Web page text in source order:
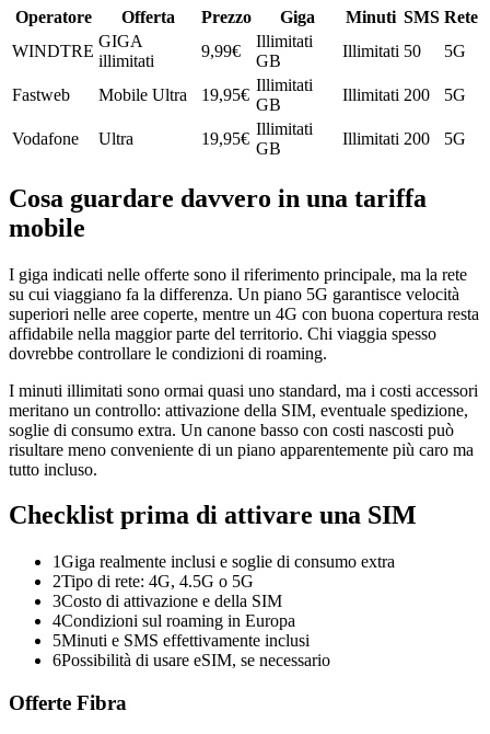
Operatore Offerta Prezzo Giga Minuti SMS Rete
WINDTRE
GIGA
illimitati
9,99€
Illimitati
GB
Illimitati 50 5G
Fastweb Mobile Ultra 19,95€
Illimitati
GB
Illimitati 200 5G
Vodafone Ultra 19,95€
Illimitati
GB
Illimitati 200 5G
Cosa guardare davvero in una tariffa
mobile
I giga indicati nelle offerte sono il riferimento principale, ma la rete
su cui viaggiano fa la differenza. Un piano 5G garantisce velocità
superiori nelle aree coperte, mentre un 4G con buona copertura resta
affidabile nella maggior parte del territorio. Chi viaggia spesso
dovrebbe controllare le condizioni di roaming.
I minuti illimitati sono ormai quasi uno standard, ma i costi accessori
meritano un controllo: attivazione della SIM, eventuale spedizione,
soglie di consumo extra. Un canone basso con costi nascosti può
risultare meno conveniente di un piano apparentemente più caro ma
tutto incluso.
Checklist prima di attivare una SIM
1Giga realmente inclusi e soglie di consumo extra
2Tipo di rete: 4G, 4.5G o 5G
3Costo di attivazione e della SIM
4Condizioni sul roaming in Europa
5Minuti e SMS effettivamente inclusi
6Possibilità di usare eSIM, se necessario
Offerte Fibra